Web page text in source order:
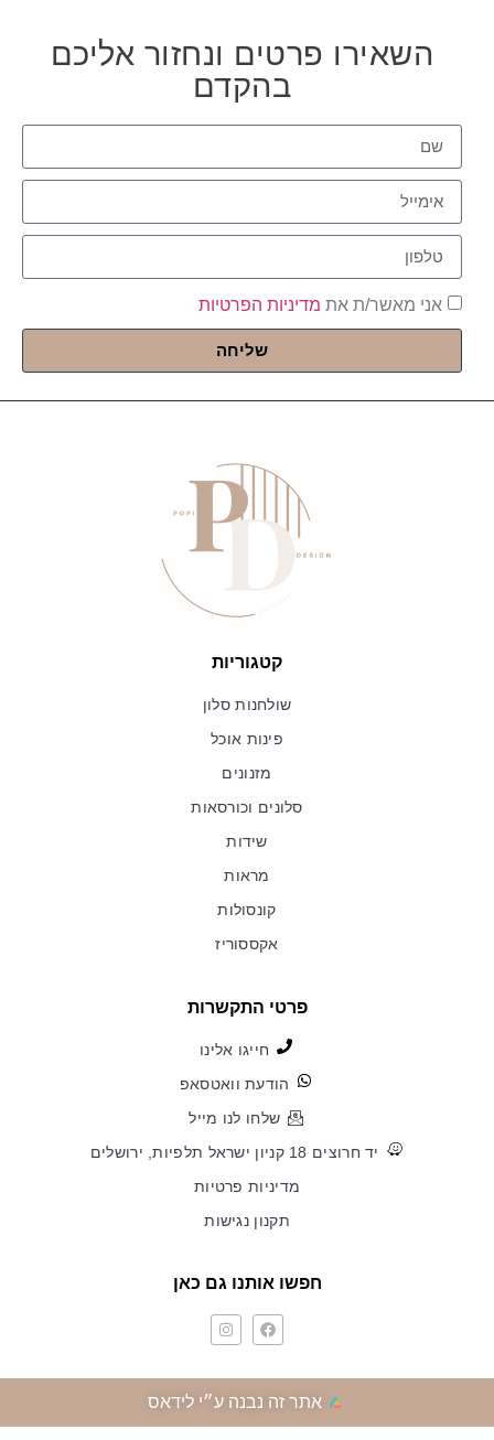
השאירו פרטים ונחזור אליכם
בהקדם
אני מאשר/ת את מדיניות הפרטיות
שליחה
קטגוריות
שולחנות סלון
פינות אוכל
מזנונים
סלונים וכורסאות
שידות
מראות
קונסולות
אקססוריז
פרטי התקשרות
חייגו אלינו
הודעת וואטסאפ
שלחו לנו מייל
יד חרוצים 18 קניון ישראל תלפיות, ירושלים
מדיניות פרטיות
תקנון נגישות
חפשו אותנו גם כאן
אתר זה נבנה ע״י לידאס